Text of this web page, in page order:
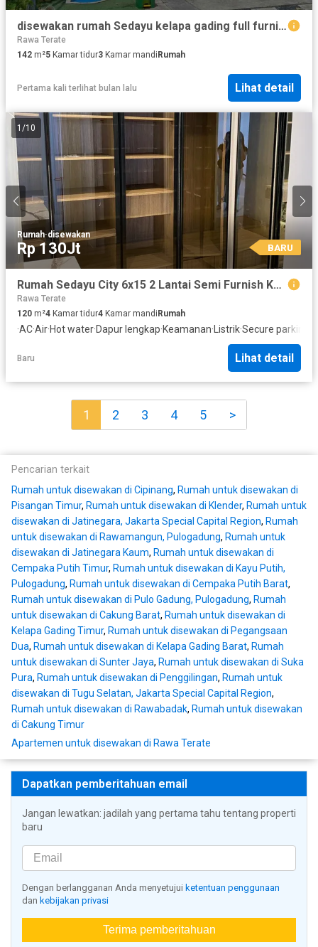
disewakan rumah Sedayu kelapa gading full furnished 4+1KT siap huni 160juta/th
Rawa Terate
142 m²5 Kamar tidur3 Kamar mandi Rumah
Pertama kali terlihat bulan lalu Lihat detail
1 /10
Rumah·disewakan
Rp 130Jt BARU
Rumah Sedayu City 6x15 2 Lantai Semi Furnish Kelapa Gading
Rawa Terate
120 m²4 Kamar tidur4 Kamar mandiRumah
·AC·Air·Hot water·Dapur lengkap·Keamanan· Listrik·Secure parking
Baru Lihat detail
1 2 3 4 5 >
Pencarian terkait
Rumah untuk disewakan di Cipinang, Rumah untuk disewakan di
Pisangan Timur, Rumah untuk disewakan di Klender, Rumah untuk
disewakan di Jatinegara, Jakarta Special Capital Region, Rumah
untuk disewakan di Rawamangun, Pulogadung, Rumah untuk
disewakan di Jatinegara Kaum, Rumah untuk disewakan di
Cempaka Putih Timur, Rumah untuk disewakan di Kayu Putih,
Pulogadung, Rumah untuk disewakan di Cempaka Putih Barat,
Rumah untuk disewakan di Pulo Gadung, Pulogadung, Rumah
untuk disewakan di Cakung Barat, Rumah untuk disewakan di
Kelapa Gading Timur, Rumah untuk disewakan di Pegangsaan
Dua, Rumah untuk disewakan di Kelapa Gading Barat, Rumah
untuk disewakan di Sunter Jaya, Rumah untuk disewakan di Suka
Pura, Rumah untuk disewakan di Penggilingan, Rumah untuk
disewakan di Tugu Selatan, Jakarta Special Capital Region,
Rumah untuk disewakan di Rawabadak, Rumah untuk disewakan
di Cakung Timur
Apartemen untuk disewakan di Rawa Terate
Dapatkan pemberitahuan email
Jangan lewatkan: jadilah yang pertama tahu tentang properti
baru
Dengan berlangganan Anda menyetujui ketentuan penggunaan
dan kebijakan privasi
Terima pemberitahuan